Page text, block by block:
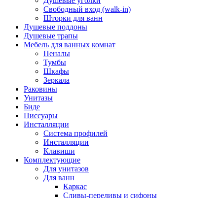
Свободный вход (walk-in)
Шторки для ванн
Душевые поддоны
Душевые трапы
Мебель для ванных комнат
Пеналы
Тумбы
Шкафы
Зеркала
Раковины
Унитазы
Биде
Писсуары
Инсталляции
Система профилей
Инсталляции
Клавиши
Комплектующие
Для унитазов
Для ванн
Каркас
Сливы-переливы и сифоны